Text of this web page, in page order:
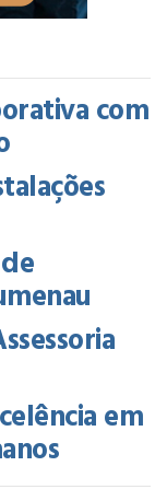
com
em